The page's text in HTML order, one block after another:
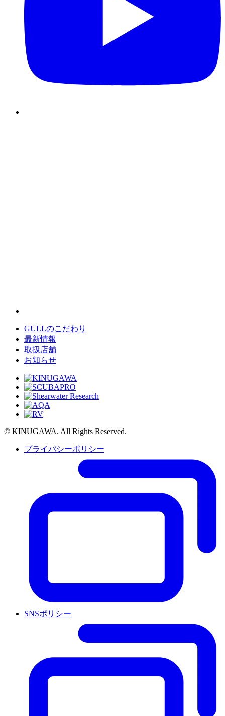
GULLのこだわり
最新情報
取扱店舗
お知らせ
© KINUGAWA. All Rights Reserved.
プライバシーポリシー
SNSポリシー